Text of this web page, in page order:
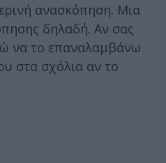
ανασκόπηση. Μια
δηλαδή. Αν σας
να το επαναλαμβάνω
στα σχόλια αν το